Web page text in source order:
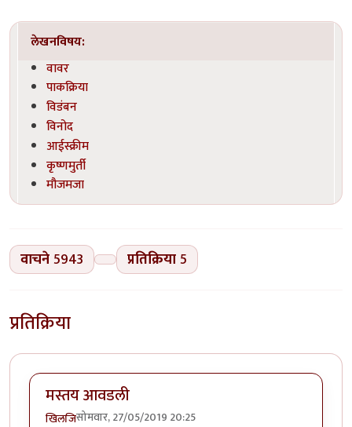
लेखनविषय:
वावर
पाकक्रिया
विडंबन
विनोद
आईस्क्रीम
कृष्णमुर्ती
मौजमजा
वाचने5943 प्रतिक्रिया5
प्रतिक्रिया
मस्तय आवडली
खिलजिसोमवार, 27/05/2019 20:25